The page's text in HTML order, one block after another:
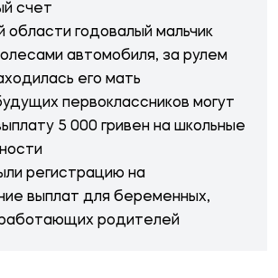
счет
области годовалый мальчик
автомобиля, за рулем
его мать
первоклассников могут
5 000 гривен на школьные
регистрацию на
выплат для беременных,
родителей